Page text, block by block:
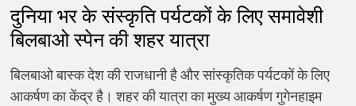
दुनिया भर के संस्कृति पर्यटकों के लिए समावेशी
बिलबाओ स्पेन की शहर यात्रा
बिलबाओ बास्क देश की राजधानी है और सांस्कृतिक पर्यटकों के लिए
आकर्षण का केंद्र है। शहर की यात्रा का मुख्य आकर्षण गुगेनहाइम